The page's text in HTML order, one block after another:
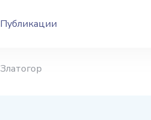
Публикации
Златогор